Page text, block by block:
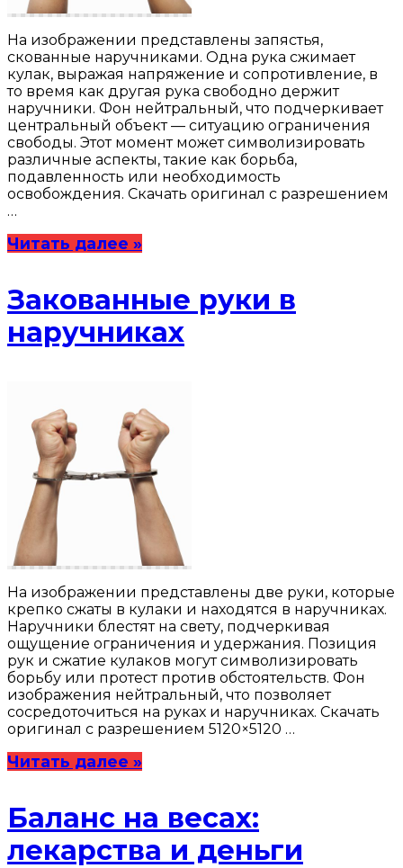
На изображении представлены запястья,
скованные наручниками. Одна рука сжимает
кулак, выражая напряжение и сопротивление, в
то время как другая рука свободно держит
наручники. Фон нейтральный, что подчеркивает
центральный объект — ситуацию ограничения
свободы. Этот момент может символизировать
различные аспекты, такие как борьба,
подавленность или необходимость
освобождения. Скачать оригинал с разрешением
…
Читать далее »
Закованные руки в
наручниках
На изображении представлены две руки, которые
крепко сжаты в кулаки и находятся в наручниках.
Наручники блестят на свету, подчеркивая
ощущение ограничения и удержания. Позиция
рук и сжатие кулаков могут символизировать
борьбу или протест против обстоятельств. Фон
изображения нейтральный, что позволяет
сосредоточиться на руках и наручниках. Скачать
оригинал с разрешением 5120×5120 …
Читать далее »
Баланс на весах:
лекарства и деньги